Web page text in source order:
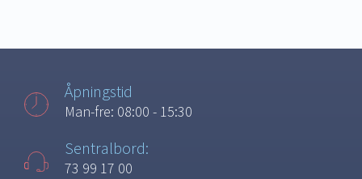
Åpningstid
Man-fre: 08:00 - 15:30
Sentralbord:
73 99 17 00